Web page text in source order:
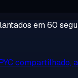
em 60
compartilhado,